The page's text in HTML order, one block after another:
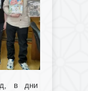
в дни